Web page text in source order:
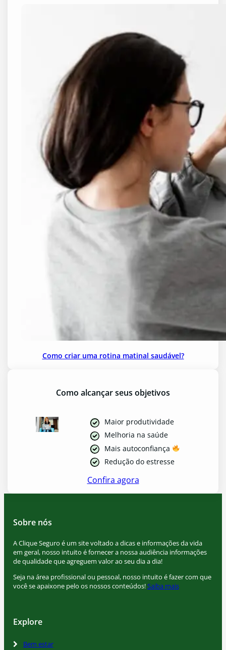
Como criar uma rotina matinal saudável?
Como alcançar seus objetivos
Maior produtividade
Melhoria na saúde
Mais autoconfiança
Redução do estresse
Confira agora
Sobre nós
A Clique Seguro é um site voltado a dicas e informações da vida
em geral, nosso intuito é fornecer a nossa audiência informações
de qualidade que agreguem valor ao seu dia a dia!
Seja na área profissional ou pessoal, nosso intuito é fazer com que
você se apaixone pelo os nossos conteúdos!Saiba mais
Explore
Bem estar